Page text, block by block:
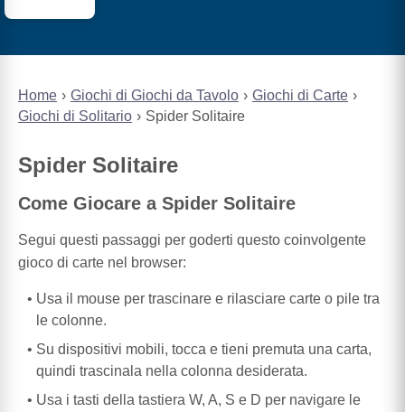
Home Giochi di Giochi da Tavolo
Giochi di Carte
Giochi di Solitario
Spider Solitaire
Spider Solitaire
Come Giocare a Spider Solitaire
Segui questi passaggi per goderti questo coinvolgente
gioco di carte nel browser:
Usa il mouse per trascinare e rilasciare carte o pile tra
le colonne.
Su dispositivi mobili, tocca e tieni premuta una carta,
quindi trascinala nella colonna desiderata.
Usa i tasti della tastiera W, A, S e D per navigare le